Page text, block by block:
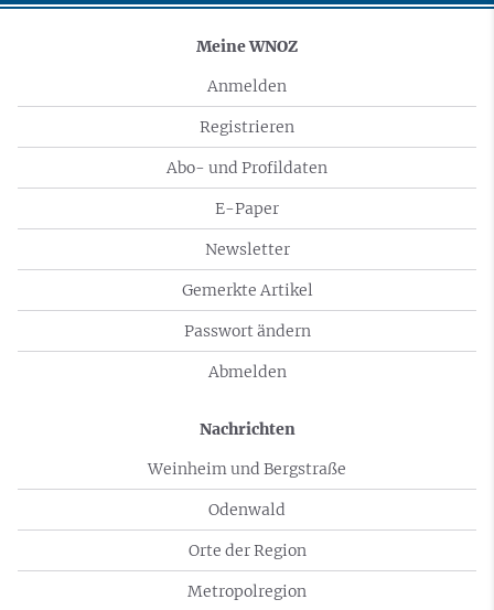
Meine WNOZ
Anmelden
Registrieren
Abo- und Profildaten
E-Paper
Newsletter
Gemerkte Artikel
Passwort ändern
Abmelden
Nachrichten
Weinheim und Bergstraße
Odenwald
Orte der Region
Metropolregion